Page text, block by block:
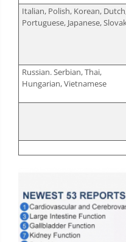
Italian, Polish, Korean,
Portuguese, Japanese,
Russian. Serbian, Thai,
Hungarian, Vietnamese